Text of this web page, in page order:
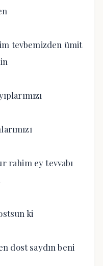
tevbemizden ümit
rahim ey tevvabı
ki
dost saydın beni